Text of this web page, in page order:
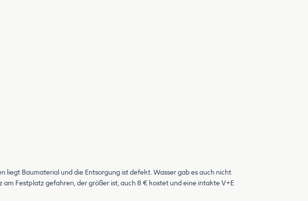
Baumaterial und die Entsorgung ist defekt. Wasser gab es auch nicht.
Festplatz gefahren, der größer ist, auch 8 € kostet und eine intakte V+E